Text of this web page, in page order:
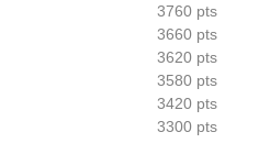
09:35
Rafa Jodar dompte encore
3760 pts
3660 pts
3620 pts
3580 pts
3420 pts
3300 pts